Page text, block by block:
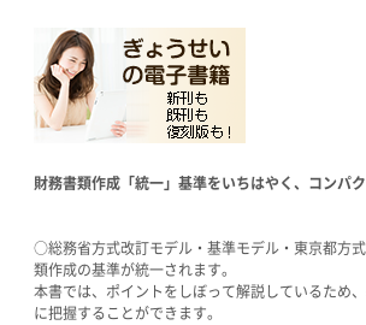
財務書類作成「統一」基準をいちはやく、コンパ
○総務省方式改訂モデル・基準モデル・東京都方
類作成の基準が統一されます。
本書では、ポイントをしぼって解説しているため
に把握することができます。